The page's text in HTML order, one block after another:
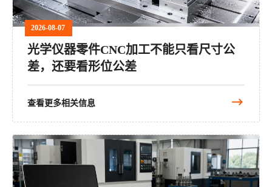
2026-08-07
光学仪器零件CNC加工不能只看尺寸公
差，还要看形位公差
查看更多相关信息